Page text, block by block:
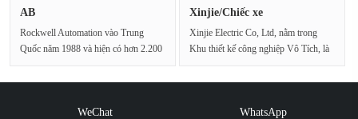
AB
Rockwell Automation vào Trung
Quốc năm 1988 và hiện có hơn 2.200
Xinjie/Chiếc xe
Xinjie Electric Co, Ltd, nằm trong
Khu thiết kế công nghiệp Vô Tích, là
WeChat WhatsApp